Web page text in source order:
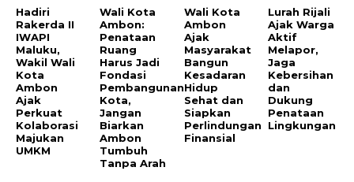
Hadiri
Rakerda II
IWAPI
Maluku,
Wakil Wali
Kota
Ambon
Ajak
Perkuat
Kolaborasi
Majukan
UMKM
Wali Kota
Ambon:
Penataan
Ruang
Harus Jadi
Fondasi
Pembangunan
Kota,
Jangan
Biarkan
Ambon
Tumbuh
Tanpa Arah
Wali Kota
Ambon
Ajak
Masyarakat
Bangun
Kesadaran
Hidup
Sehat dan
Siapkan
Perlindungan
Finansial
Lurah Rijali
Ajak Warga
Aktif
Melapor,
Jaga
Kebersihan
dan
Dukung
Penataan
Lingkungan